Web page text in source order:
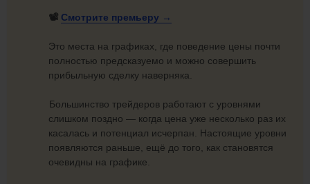
📽️ Смотрите премьеру →
Это места на графиках, где поведение цены почти
полностью предсказуемо и можно совершить
прибыльную сделку наверняка.
Большинство трейдеров работают с уровнями
слишком поздно — когда цена уже несколько раз их
касалась и потенциал исчерпан. Настоящие уровни
появляются раньше, ещё до того, как становятся
очевидны на графике.